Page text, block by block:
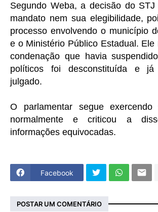
Segundo Weba, a decisão do
mandato nem sua elegibilidade,
processo envolvendo o município
e o Ministério Público Estadual. Ele
condenação que havia
políticos foi desconstituída e já
julgado.
O parlamentar segue exercendo
normalmente e criticou a
informações equivocadas.
Facebook
POSTAR UM COMENTÁRIO